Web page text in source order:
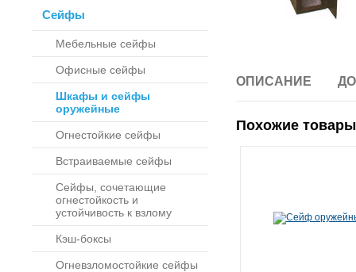
Сейфы
Мебельные сейфы
Офисные сейфы
Шкафы и сейфы
оружейные
Огнестойкие сейфы
Встраиваемые сейфы
Сейфы, сочетающие
огнестойкость и
устойчивость к взлому
Кэш-боксы
Огневзломостойкие сейфы
ОПИСАНИЕ
Похожие